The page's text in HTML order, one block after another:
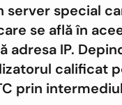
server special
se află în
adresa IP.
calificat
prin